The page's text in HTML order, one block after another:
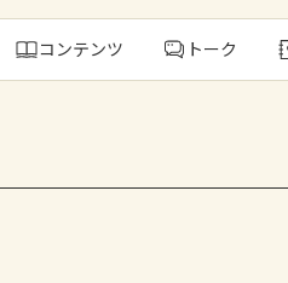
コンテンツ トーク